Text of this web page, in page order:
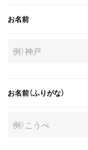
お名前
お名前（ふりがな）